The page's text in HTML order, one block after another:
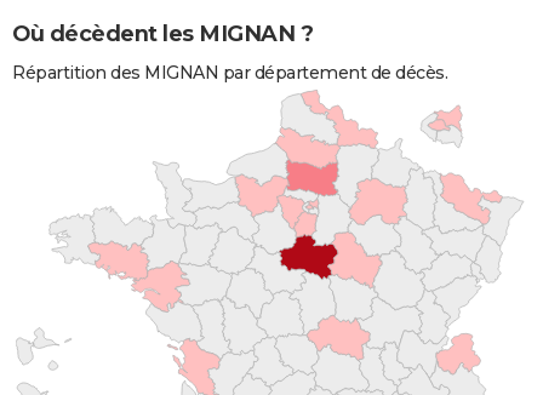
Où décèdent les MIGNAN ?
Répartition des MIGNAN par département de décès.